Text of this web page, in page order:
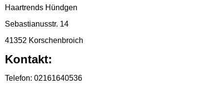
Haartrends Hündgen
Sebastianusstr. 14
41352 Korschenbroich
Kontakt:
Telefon: 02161640536